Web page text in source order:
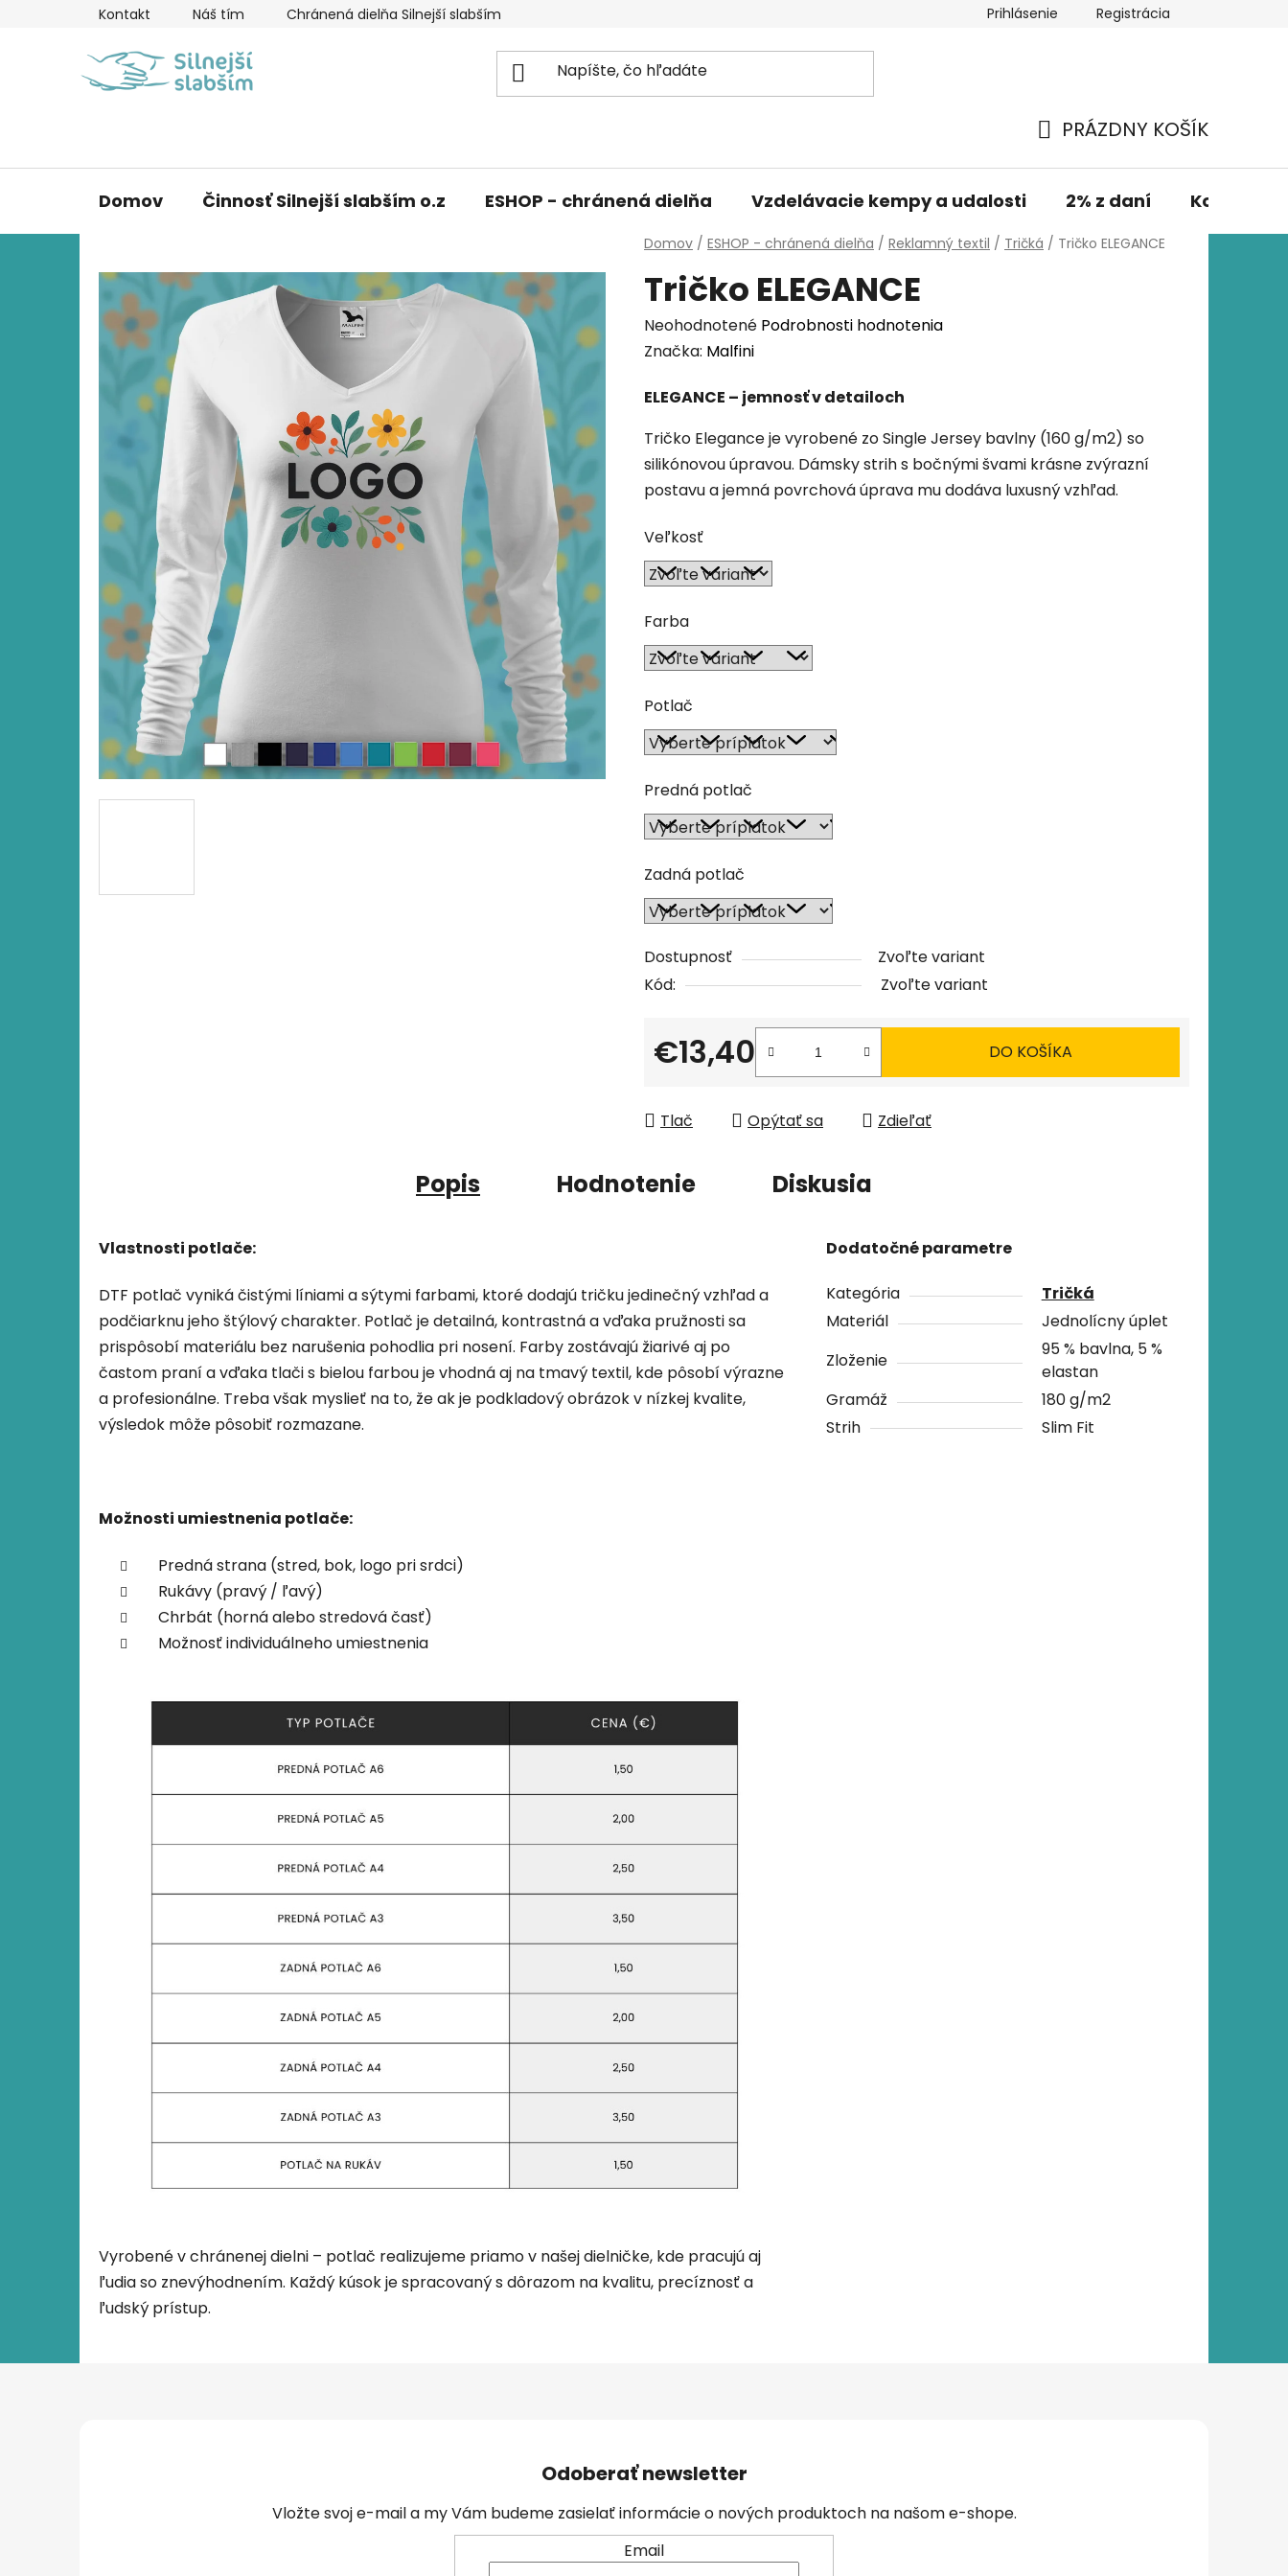
Kontakt Náš tím Chránená dielňa Silnejší slabším Prihlásenie Registrácia
KOŠÍK
PRÁZDNY KOŠÍK
Domov Činnosť Silnejší slabším o.z ESHOP - chránená dielňa Vzdelávacie kempy a udalosti 2% z daní Kontakt
Domov / ESHOP - chránená dielňa / Reklamný textil / Tričká / Tričko ELEGANCE
Tričko ELEGANCE
Priemerné
hodnotenie
je
0,0
hviezdičiek.
Neohodnotené Podrobnosti hodnotenia
Značka: Malfini
ELEGANCE – jemnosť v detailoch
Tričko Elegance je vyrobené zo Single Jersey bavlny (160 g/m2) so
silikónovou úpravou. Dámsky strih s bočnými švami krásne zvýrazní
postavu a jemná povrchová úprava mu dodáva luxusný vzhľad.
Veľkosť
Farba
Potlač
Predná potlač
Zadná potlač
Dostupnosť
Zvoľte variant
Kód:
Zvoľte variant
€13,40
Jednotková cena:
DO KOŠÍKA
Tlač Opýtať sa Zdieľať
Popis Hodnotenie Diskusia
Vlastnosti potlače:
DTF potlač vyniká čistými líniami a sýtymi farbami, ktoré dodajú tričku jedinečný vzhľad a
podčiarknu jeho štýlový charakter. Potlač je detailná, kontrastná a vďaka pružnosti sa
prispôsobí materiálu bez narušenia pohodlia pri nosení. Farby zostávajú žiarivé aj po
častom praní a vďaka tlači s bielou farbou je vhodná aj na tmavý textil, kde pôsobí výrazne
a profesionálne. Treba však myslieť na to, že ak je podkladový obrázok v nízkej kvalite,
výsledok môže pôsobiť rozmazane.
Možnosti umiestnenia potlače:
Predná strana (stred, bok, logo pri srdci)
Rukávy (pravý / ľavý)
Chrbát (horná alebo stredová časť)
Možnosť individuálneho umiestnenia
Vyrobené v chránenej dielni – potlač realizujeme priamo v našej dielničke, kde pracujú aj
ľudia so znevýhodnením. Každý kúsok je spracovaný s dôrazom na kvalitu, precíznosť a
ľudský prístup.
Dodatočné parametre
Kategória
Tričká
Materiál
Jednolícny úplet
Zloženie
95 % bavlna, 5 %
elastan
Gramáž
180 g/m2
Strih
Slim Fit
Odoberať newsletter
Vložte svoj e-mail a my Vám budeme zasielať informácie o nových produktoch na našom e-shope.
Email